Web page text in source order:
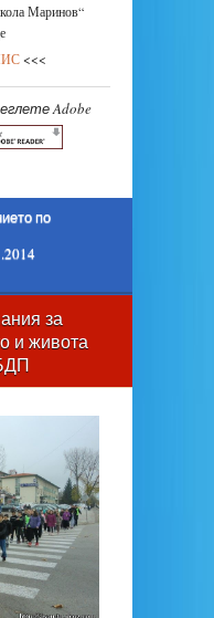
Маринов“
<<<
Adobe
по
за
и живота